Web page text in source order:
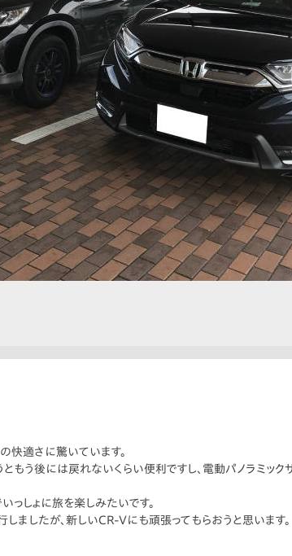
適さに驚いています。
もう後には戻れないくらい便利ですし、電動パノラミッ
っしょに旅を楽しみたいです。
したが、新しいCR-Vにも頑張ってもらおうと思います。